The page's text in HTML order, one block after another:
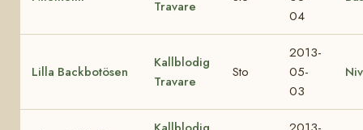
Travare
04
Lilla Backbotösen
Kallblodig
Travare
Sto
2013-
05-
03